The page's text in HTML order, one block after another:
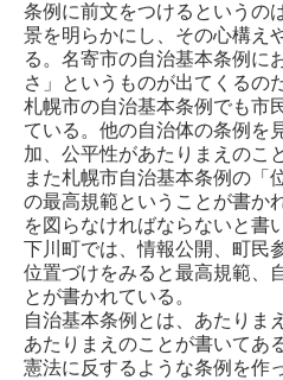
条例に前文をつけるというの
景を明らかにし、その心構え
る。名寄市の自治基本条例に
さ」というものが出てくるの
札幌市の自治基本条例でも市
ている。他の自治体の条例を
加、公平性があたりまえのこ
また札幌市自治基本条例の「
の最高規範ということが書か
を図らなければならないと書
下川町では、情報公開、町民
位置づけをみると最高規範、
とが書かれている。
自治基本条例とは、あたりま
あたりまえのことが書いてあ
憲法に反するような条例を作